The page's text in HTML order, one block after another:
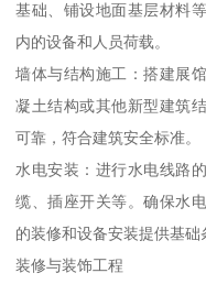
基础、铺设地面基层材料
内的设备和人员荷载。
墙体与结构施工：搭建展
凝土结构或其他新型建筑
可靠，符合建筑安全标准。
水电安装：进行水电线路
缆、插座开关等。确保水
的装修和设备安装提供基础
装修与装饰工程